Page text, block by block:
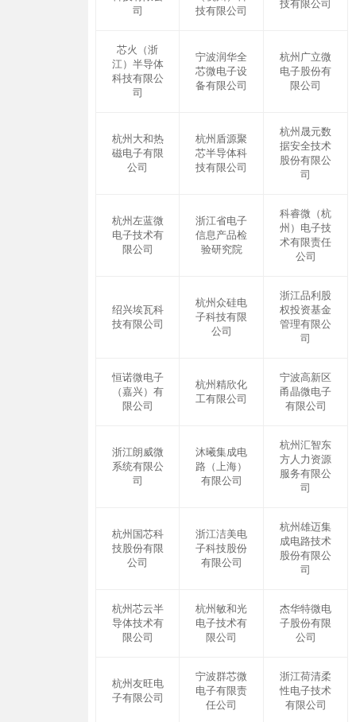
司
技有限公司
技有限公司
芯火（浙
江）半导体
科技有限公
司
宁波润华全
芯微电子设
备有限公司
杭州广立微
电子股份有
限公司
杭州大和热
磁电子有限
公司
杭州盾源聚
芯半导体科
技有限公司
杭州晟元数
据安全技术
股份有限公
司
杭州左蓝微
电子技术有
限公司
浙江省电子
信息产品检
验研究院
科睿微（杭
州）电子技
术有限责任
公司
绍兴埃瓦科
技有限公司
杭州众硅电
子科技有限
公司
浙江品利股
权投资基金
管理有限公
司
恒诺微电子
（嘉兴）有
限公司
杭州精欣化
工有限公司
宁波高新区
甬晶微电子
有限公司
浙江朗威微
系统有限公
司
沐曦集成电
路（上海）
有限公司
杭州汇智东
方人力资源
服务有限公
司
杭州国芯科
技股份有限
公司
浙江洁美电
子科技股份
有限公司
杭州雄迈集
成电路技术
股份有限公
司
杭州芯云半
导体技术有
限公司
杭州敏和光
电子技术有
限公司
杰华特微电
子股份有限
公司
杭州友旺电
子有限公司
宁波群芯微
电子有限责
任公司
浙江荷清柔
性电子技术
有限公司